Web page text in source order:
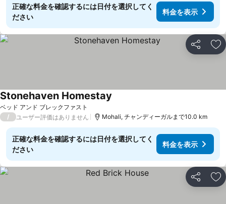
正確な料金を確認するには日付を選択してく
ださい
料金を表示
シェア お
ベッド アンド ブレックファスト
Stonehaven Homestay
/ ユーザー評価はありません Mohali, チャンディーガルまで10.0 km
正確な料金を確認するには日付を選択してく
ださい
料金を表示
シェア お